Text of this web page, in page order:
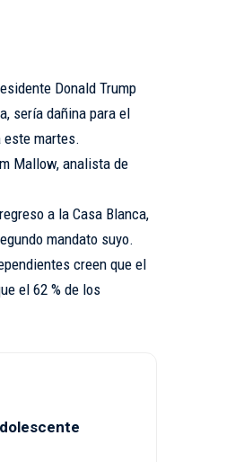
Donald Trump
sería dañina para el
este martes.
Mallow, analista de
a la Casa Blanca,
mandato suyo.
creen que el
el 62 % de los